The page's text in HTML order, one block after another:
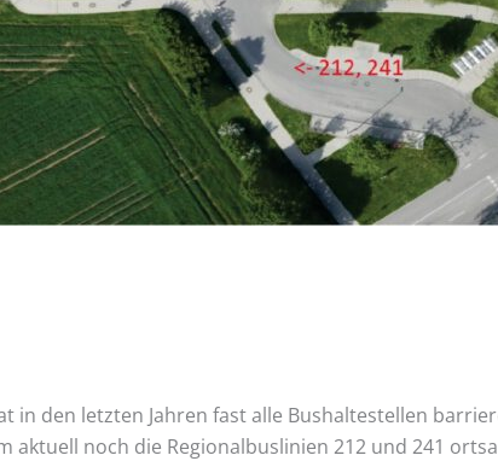
in den letzten Jahren fast alle Bushaltestellen
aktuell noch die Regionalbuslinien 212 und 241